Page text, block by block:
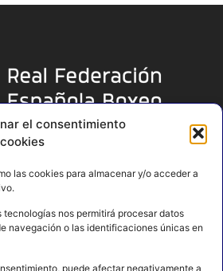
el consentimiento
las cookies para almacenar y/o acceder a
tecnologías nos permitirá procesar datos
navegación o las identificaciones únicas en
puede afectar negativamente a